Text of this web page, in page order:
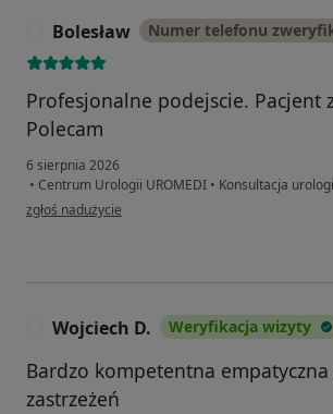
Bolesław Numer telefonu
Profesjonalne podejscie. Pacjent
Polecam
6 sierpnia 2026
• Centrum Urologii UROMEDI • Konsultacja
w opinii użytkownika Bolesław
zgłoś nadużycie
Wojciech D. Weryfikacja wizyty
Bardzo kompetentna
zastrzeżeń